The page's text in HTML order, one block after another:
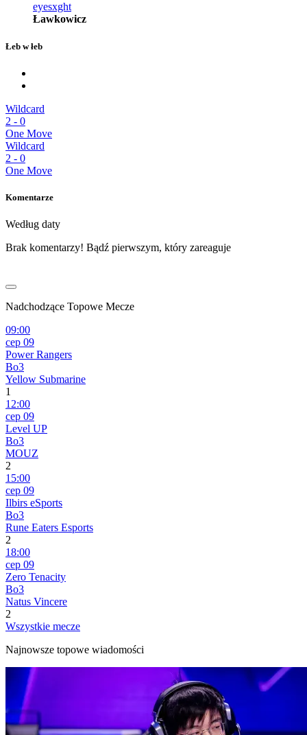
eyesxght
Ławkowicz
Łeb w łeb
Wildcard
2 - 0
One Move
Wildcard
2 - 0
One Move
Komentarze
Według daty
Brak komentarzy! Bądź pierwszym, który zareaguje
Nadchodzące Topowe Mecze
09:00
сер 09
Power Rangers
Bo3
Yellow Submarine
1
12:00
сер 09
Level UP
Bo3
MOUZ
2
15:00
сер 09
Ilbirs eSports
Bo3
Rune Eaters Esports
2
18:00
сер 09
Zero Tenacity
Bo3
Natus Vincere
2
Wszystkie mecze
Najnowsze topowe wiadomości